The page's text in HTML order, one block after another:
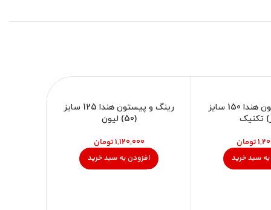
رینگ و پیستون هندا 150 سایز
تکنیک
تومان
سبد خرید
رینگ و پیستون هندا 125 سایز
(50) لیون
تومان
افزودن به سبد خرید